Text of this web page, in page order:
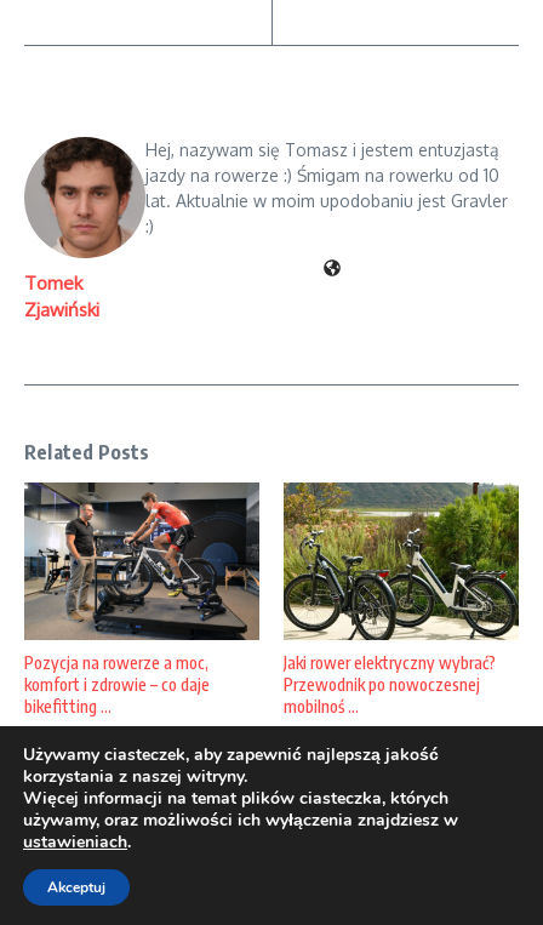
Tomek
Zjawiński
Hej, nazywam się Tomasz i jestem entuzjastą
jazdy na rowerze :) Śmigam na rowerku od 10
lat. Aktualnie w moim upodobaniu jest Gravler
:)
Related Posts
Pozycja na rowerze a moc,
komfort i zdrowie – co daje
bikefitting ...
20 kwietnia, 2026
Jaki rower elektryczny wybrać?
Przewodnik po nowoczesnej
mobilnoś ...
11 marca, 2026
Copyright © 2026 rowerowawaga.pl | Zasilane przez
Używamy ciasteczek, aby zapewnić najlepszą jakość
korzystania z naszej witryny.
Więcej informacji na temat plików ciasteczka, których
używamy, oraz możliwości ich wyłączenia znajdziesz w
ustawieniach.
Akceptuj